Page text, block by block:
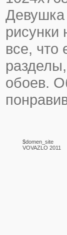
рисунки
все, что
обоев.
$domen_site
VOVAZLO 2011